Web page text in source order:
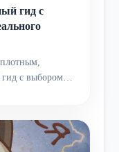
гид с
с выбором…